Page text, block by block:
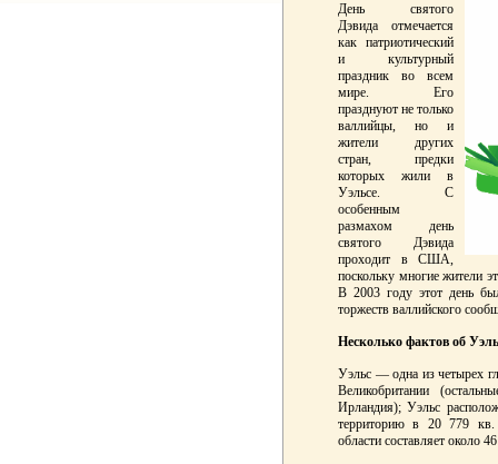
День святого
Дэвида отмечается
как патриотический
и культурный
праздник во всем
мире. Его
празднуют не только
валлийцы, но и
жители других
стран, предки
которых жили в
Уэльсе. С
особенным
размахом день
святого Дэвида
проходит в США,
поскольку многие жители
В 2003 году этот день
торжеств валлийского
Несколько фактов об
Уэльс — одна из четырех
Великобритании
Ирландия); Уэльс
территорию в 20 779 кв.
области составляет около